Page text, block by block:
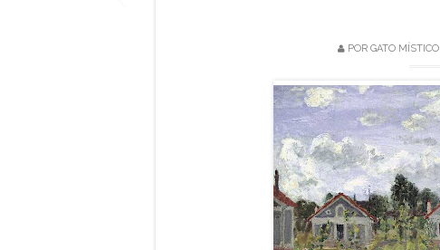
POR GATO MÍSTICO